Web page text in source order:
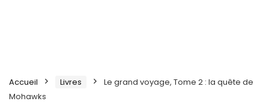
Accueil Livres
Le grand voyage, Tome 2 : la quête de
Mohawks